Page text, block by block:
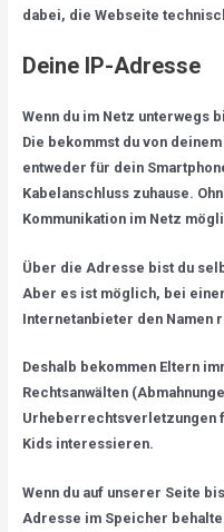
dabei, die Webseite
Deine IP-Adresse
Wenn du im Netz unterwegs
Die bekommst du von
entweder für dein
Kabelanschluss zuhause.
Kommunikation im Netz
Über die Adresse bist du
Aber es ist möglich, bei
Internetanbieter den Namen
Deshalb bekommen Eltern
Rechtsanwälten
Urheberrechtsverletzungen
Kids interessieren.
Wenn du auf unserer Seite
Adresse im Speicher